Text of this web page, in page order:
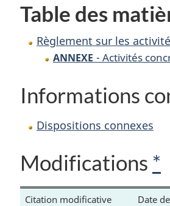
Table des
Règlement sur les
ANNEXE - Activités
Informations
Dispositions connexes
Modifications *
Citation modificative
Date